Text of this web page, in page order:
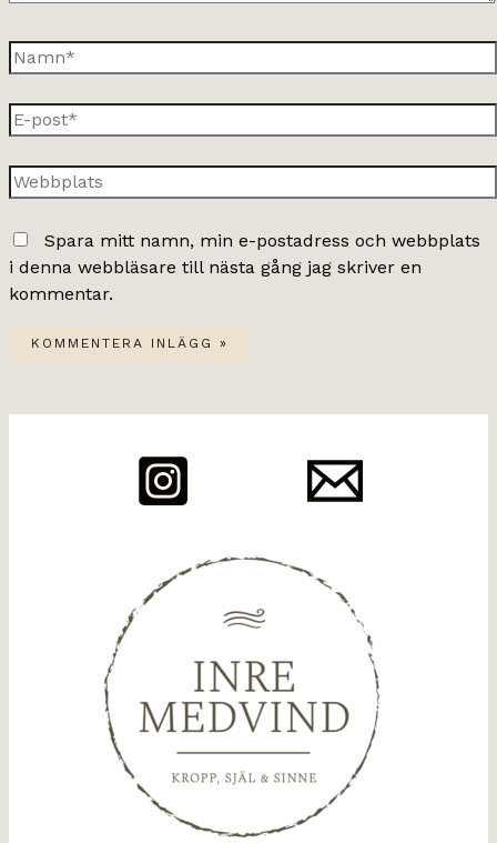
Namn*
E-
post*
Webbplats
Spara mitt namn, min e-postadress och webbplats
i denna webbläsare till nästa gång jag skriver en
kommentar.